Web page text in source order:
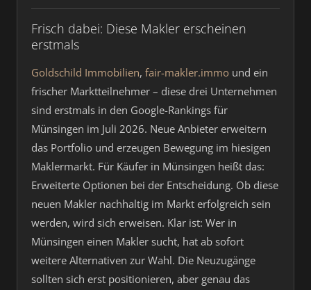
Frisch dabei: Diese Makler erscheinen
erstmals
Goldschild Immobilien, fair-makler.immo und ein
frischer Marktteilnehmer – diese drei Unternehmen
sind erstmals in den Google-Rankings für
Münsingen im Juli 2026. Neue Anbieter erweitern
das Portfolio und erzeugen Bewegung im hiesigen
Maklermarkt. Für Käufer in Münsingen heißt das:
Erweiterte Optionen bei der Entscheidung. Ob diese
neuen Makler nachhaltig im Markt erfolgreich sein
werden, wird sich erweisen. Klar ist: Wer in
Münsingen einen Makler sucht, hat ab sofort
weitere Alternativen zur Wahl. Die Neuzugänge
sollten sich erst positionieren, aber genau das